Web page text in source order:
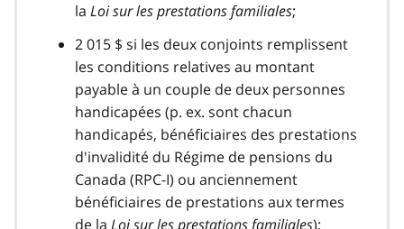
la Loi sur les prestations familiales;
2 015 $ si les deux conjoints remplissent
les conditions relatives au montant
payable à un couple de deux personnes
handicapées (p. ex. sont chacun
handicapés, bénéficiaires des prestations
d'invalidité du Régime de pensions du
Canada (RPC-I) ou anciennement
bénéficiaires de prestations aux termes
de la Loi sur les prestations familiales);